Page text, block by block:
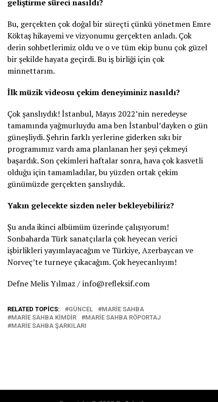
geliştirme süreci nasıldı?
Bu, gerçekten çok doğal bir süreçti çünkü yönetmen Emre
Köktaş hikayemi ve vizyonumu gerçekten anladı. Çok
derin sohbetlerimiz oldu ve o ve tüm ekip bunu çok güzel
bir şekilde hayata geçirdi. Bu iş birliği için çok
minnettarım.
İlk müzik videosu çekim deneyiminiz nasıldı?
Çok şanslıydık! İstanbul, Mayıs 2022’nin neredeyse
tamamında yağmurluydu ama ben İstanbul’dayken o gün
güneşliydi. Şehrin farklı yerlerine giderken sıkı bir
programımız vardı ama planlanan her şeyi çekmeyi
başardık. Son çekimleri haftalar sonra, hava çok kasvetli
olduğu için tamamladılar, bu yüzden ortak çekim
günümüzde gerçekten şanslıydık.
Yakın gelecekte sizden neler bekleyebiliriz?
Şu anda ikinci albümüm üzerinde çalışıyorum!
Sonbaharda Türk sanatçılarla çok heyecan verici
işbirlikleri yayımlayacağım ve Türkiye, Azerbaycan ve
Norveç’te turneye çıkacağım. Çok heyecanlıyım!
Defne Melis Yılmaz / info@refleksif.com
RELATED TOPICS: GÜNCEL
MARIE SAHBA
MARIE SAHBA KIMDIR
MARIE SAHBA RÖPORTAJ
MARIE SAHBA ŞARKILARI